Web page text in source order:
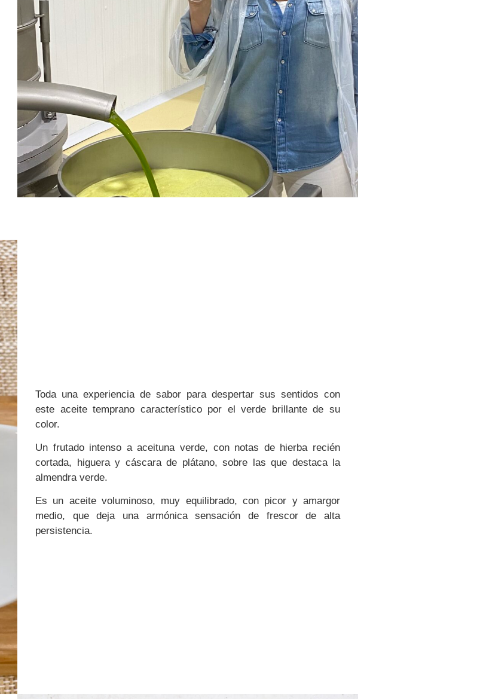
Toda una experiencia de sabor para despertar sus sentidos con
este aceite temprano característico por el verde brillante de su
color.
Un frutado intenso a aceituna verde, con notas de hierba recién
cortada, higuera y cáscara de plátano, sobre las que destaca la
almendra verde.
Es un aceite voluminoso, muy equilibrado, con picor y amargor
medio, que deja una armónica sensación de frescor de alta
persistencia.